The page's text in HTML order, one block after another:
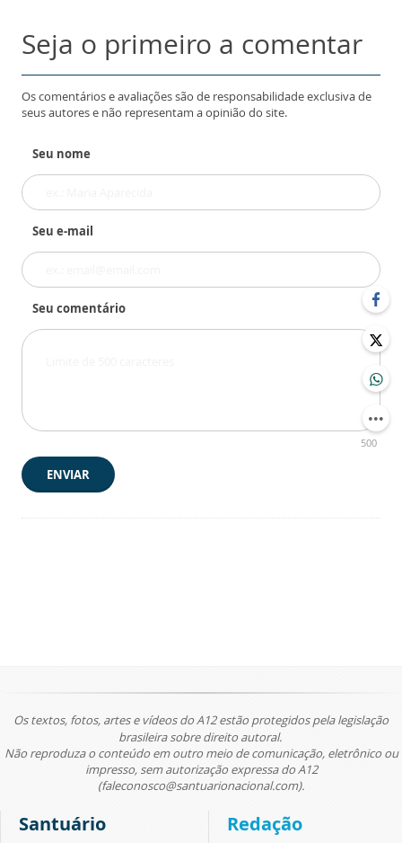
Seja o primeiro a comentar
Os comentários e avaliações são de responsabilidade exclusiva de
seus autores e não representam a opinião do site.
Seu nome
Seu e-mail
Seu comentário
500
ENVIAR
Os textos, fotos, artes e vídeos do A12 estão protegidos pela legislação
brasileira sobre direito autoral.
Não reproduza o conteúdo em outro meio de comunicação, eletrônico ou
impresso, sem autorização expressa do A12
(faleconosco@santuarionacional.com).
Santuário Redação